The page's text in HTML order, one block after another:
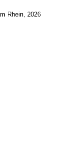
Rhein, 2026